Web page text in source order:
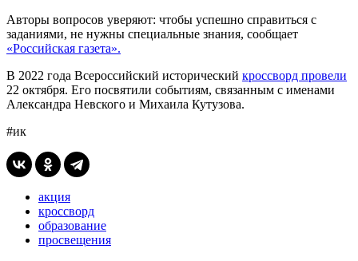
Авторы вопросов уверяют: чтобы успешно справиться с
заданиями, не нужны специальные знания, сообщает
«Российская газета».
В 2022 года Всероссийский исторический кроссворд провели
22 октября. Его посвятили событиям, связанным с именами
Александра Невского и Михаила Кутузова.
#ик
акция
кроссворд
образование
просвещения